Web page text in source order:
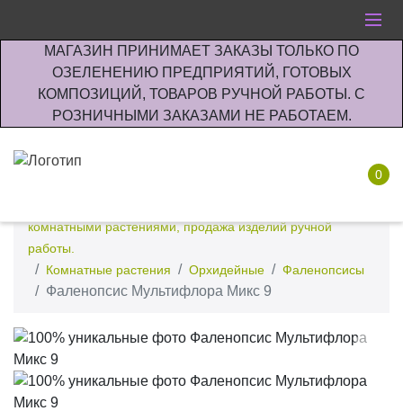
МАГАЗИН ПРИНИМАЕТ ЗАКАЗЫ ТОЛЬКО ПО
ОЗЕЛЕНЕНИЮ ПРЕДПРИЯТИЙ, ГОТОВЫХ
КОМПОЗИЦИЙ, ТОВАРОВ РУЧНОЙ РАБОТЫ. С
РОЗНИЧНЫМИ ЗАКАЗАМИ НЕ РАБОТАЕМ.
0
комнатными растениями, продажа изделий ручной
работы.
Комнатные растения
Орхидейные Фаленопсисы
Фаленопсис Мультифлора Микс 9